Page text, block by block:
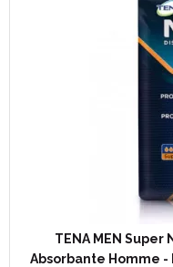
TENA MEN
Absorbante Homme